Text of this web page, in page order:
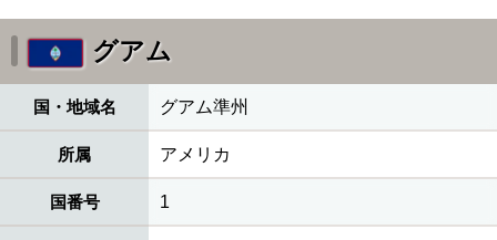
グアム
国・地域名 グアム準州
所属 アメリカ
国番号 1